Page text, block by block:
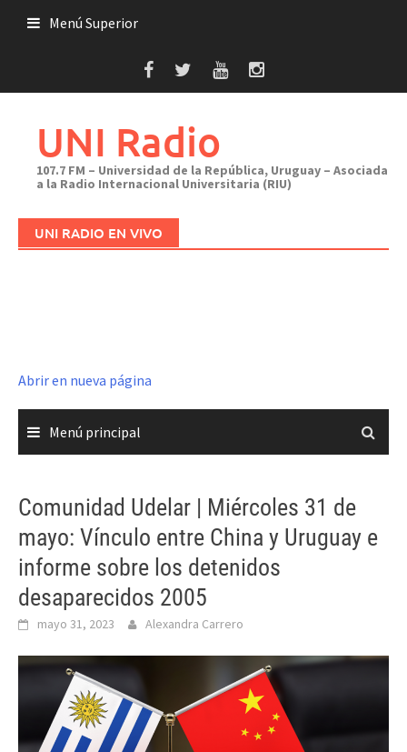
Menú Superior
UNI Radio
107.7 FM – Universidad de la República, Uruguay – Asociada
a la Radio Internacional Universitaria (RIU)
UNI RADIO EN VIVO
Abrir en nueva página
Menú principal
Comunidad Udelar | Miércoles 31 de
mayo: Vínculo entre China y Uruguay e
informe sobre los detenidos
desaparecidos 2005
mayo 31, 2023 Alexandra Carrero